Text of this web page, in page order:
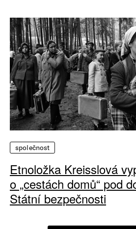
společnost
Etnoložka Kreisslová
o „cestách domů“ pod
Státní bezpečnosti